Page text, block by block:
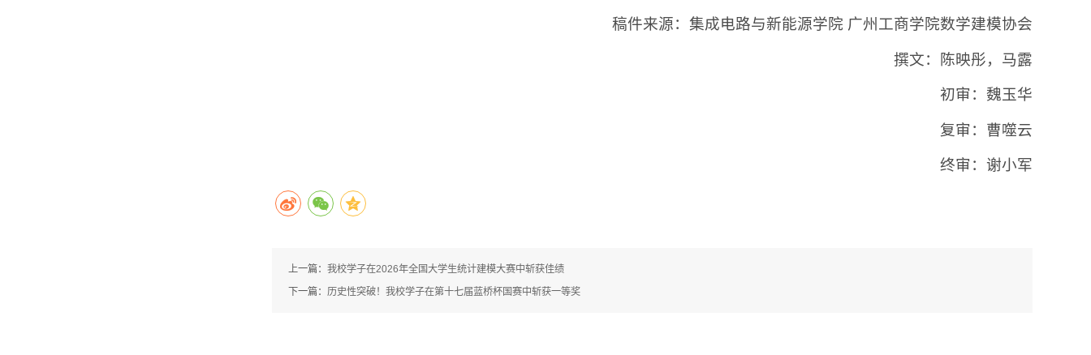
稿件来源：集成电路与新能源学院 广州工商学院数学建模协会
撰文：陈映彤，马露
初审：魏玉华
复审：曹噬云
终审：谢小军
上一篇： 我校学子在2026年全国大学生统计建模大赛中斩获佳绩
下一篇：
历史性突破！我校学子在第十七届蓝桥杯国赛中斩获一等奖